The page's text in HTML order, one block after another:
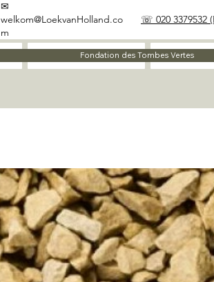
À propos
Fondation des Tombes Vertes
☏ 020 3379532
✉
welkom@LoekvanHolland.co
m